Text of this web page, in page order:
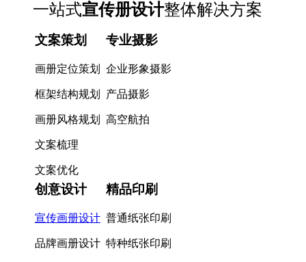
一站式宣传册设计整体解决方案
文案策划
画册定位策划
框架结构规划
画册风格规划
文案梳理
文案优化
专业摄影
企业形象摄影
产品摄影
高空航拍
创意设计
宣传画册设计
品牌画册设计
精品印刷
普通纸张印刷
特种纸张印刷